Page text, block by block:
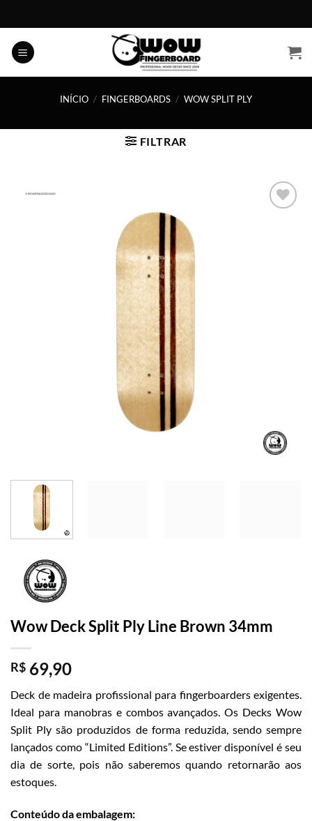
to
content
INÍCIO / FINGERBOARDS / WOW SPLIT PLY
FILTRAR
Wow Deck Split Ply Line Brown 34mm
R$ 69,90
Deck de madeira profissional para fingerboarders exigentes.
Ideal para manobras e combos avançados. Os Decks Wow
Split Ply são produzidos de forma reduzida, sendo sempre
lançados como “Limited Editions”. Se estiver disponível é seu
dia de sorte, pois não saberemos quando retornarão aos
estoques.
Conteúdo da embalagem: